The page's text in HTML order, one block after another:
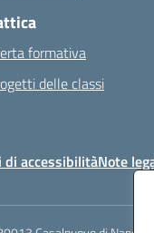
formativa
delle classi
accessibilitàNote